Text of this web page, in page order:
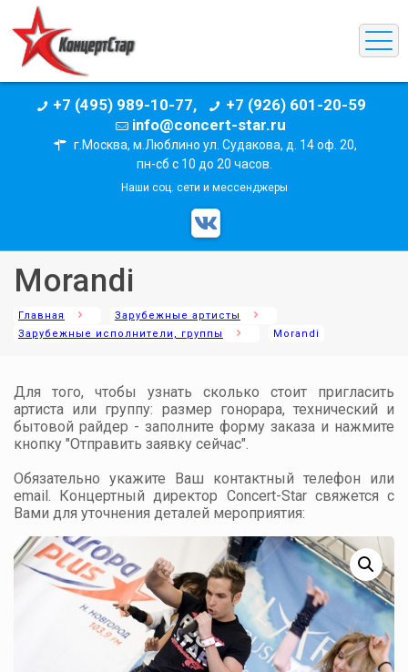
+7 (495) 989-10-77,
+7 (926) 601-20-59
info@concert-star.ru
г.Москва, м.Люблино ул. Судакова, д. 14 оф. 20,
пн-сб с 10 до 20 часов.
Наши соц. сети и мессенджеры
Morandi
Главная
Зарубежные артисты
Зарубежные исполнители, группы
Morandi
Для того, чтобы узнать сколько стоит пригласить
артиста или группу: размер гонорара, технический и
бытовой райдер - заполните форму заказа и нажмите
кнопку "Отправить заявку сейчас".
Обязательно укажите Ваш контактный телефон или
email. Концертный директор Concert-Star свяжется с
Вами для уточнения деталей мероприятия: